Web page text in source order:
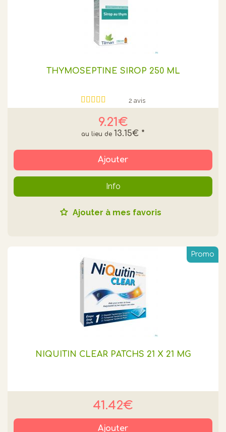
THYMOSEPTINE SIROP 250 ML
2 avis
9.21€
13.15€ *
Ajouter
Info
Ajouter à mes favoris
Promo
NIQUITIN CLEAR PATCHS 21 X 21 MG
41.42€
Ajouter